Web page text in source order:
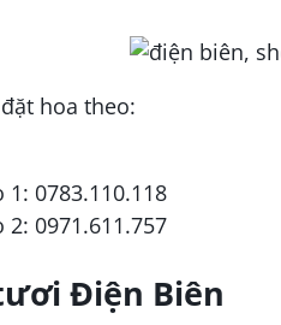
hoa theo:
0783.110.118
0971.611.757
Điện Biên